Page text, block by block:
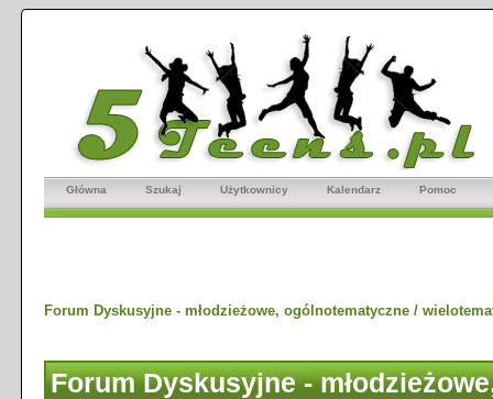
Główna Szukaj Użytkownicy Kalendarz Pomoc
Forum Dyskusyjne - młodzieżowe, ogólnotematyczne /
Forum Dyskusyjne -